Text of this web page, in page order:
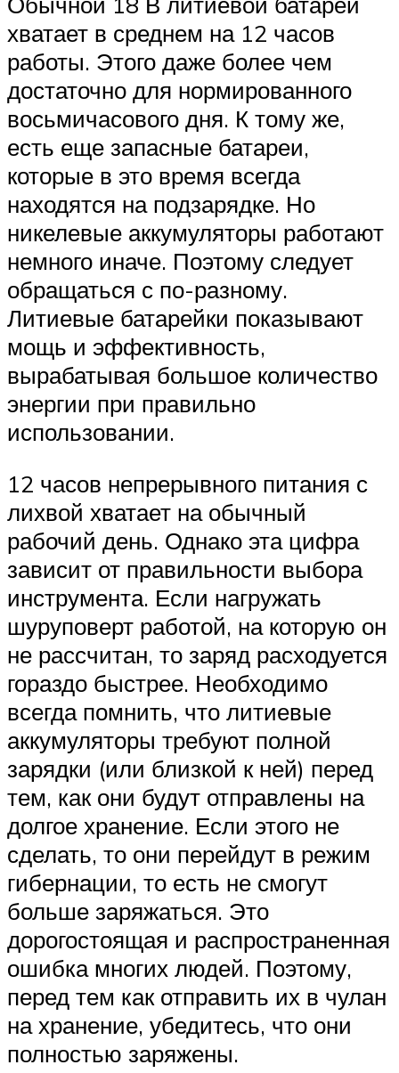
хватает в среднем на 12 часов
работы. Этого даже более чем
достаточно для нормированного
восьмичасового дня. К тому же,
есть еще запасные батареи,
которые в это время всегда
находятся на подзарядке. Но
никелевые аккумуляторы работают
немного иначе. Поэтому следует
обращаться с по-разному.
Литиевые батарейки показывают
мощь и эффективность,
вырабатывая большое количество
энергии при правильно
использовании.
12 часов непрерывного питания с
лихвой хватает на обычный
рабочий день. Однако эта цифра
зависит от правильности выбора
инструмента. Если нагружать
шуруповерт работой, на которую он
не рассчитан, то заряд расходуется
гораздо быстрее. Необходимо
всегда помнить, что литиевые
аккумуляторы требуют полной
зарядки (или близкой к ней) перед
тем, как они будут отправлены на
долгое хранение. Если этого не
сделать, то они перейдут в режим
гибернации, то есть не смогут
больше заряжаться. Это
дорогостоящая и распространенная
ошибка многих людей. Поэтому,
перед тем как отправить их в чулан
на хранение, убедитесь, что они
полностью заряжены.